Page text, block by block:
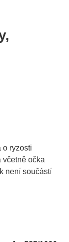
o ryzosti
včetně očka
není součástí